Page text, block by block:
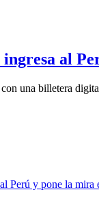
al
una billetera